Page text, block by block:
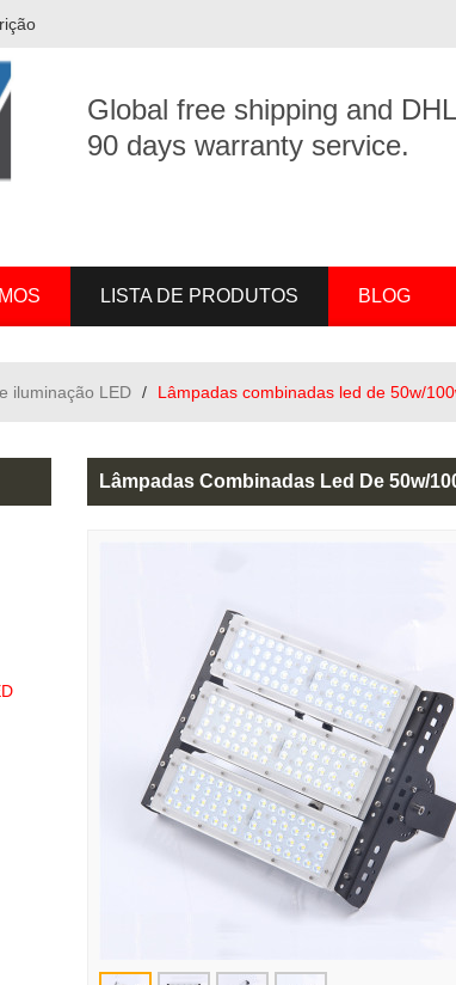
Global free shipping and
90 days warranty service.
LISTA DE PRODUTOS BLOG
iluminação LED / Lâmpadas combinadas led de 50w/
Lâmpadas Combinadas Led De 50w/